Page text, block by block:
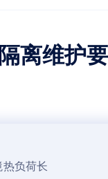
离维护
负荷长